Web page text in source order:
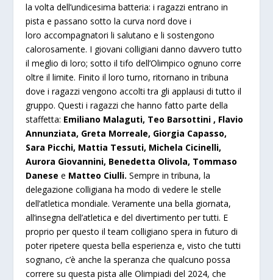
la volta dell’undicesima batteria: i ragazzi entrano in
pista e passano sotto la curva nord dove i
loro accompagnatori li salutano e li sostengono
calorosamente. I giovani colligiani danno davvero tutto
il meglio di loro; sotto il tifo dell’Olimpico ognuno corre
oltre il limite. Finito il loro turno, ritornano in tribuna
dove i ragazzi vengono accolti tra gli applausi di tutto il
gruppo. Questi i ragazzi che hanno fatto parte della
staffetta: Emiliano Malaguti, Teo Barsottini , Flavio
Annunziata, Greta Morreale, Giorgia Capasso,
Sara Picchi, Mattia Tessuti, Michela Cicinelli,
Aurora Giovannini, Benedetta Olivola, Tommaso
Danesee Matteo Ciulli.Sempre in tribuna, la
delegazione colligiana ha modo di vedere le stelle
dell’atletica mondiale. Veramente una bella giornata,
all’insegna dell’atletica e del divertimento per tutti. E
proprio per questo il team colligiano spera in futuro di
poter ripetere questa bella esperienza e, visto che tutti
sognano, c’è anche la speranza che qualcuno possa
correre su questa pista alle Olimpiadi del 2024, che